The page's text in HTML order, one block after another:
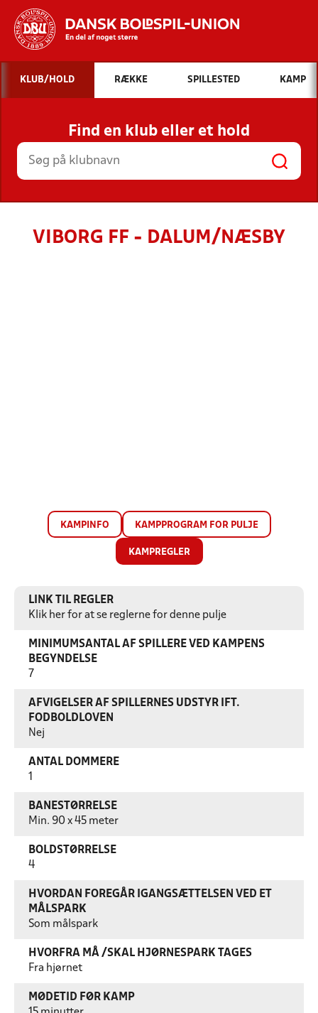
Hvad vil du søge efter?
INDHOLD OG NYHEDER
STILLINGER, RESULTATER, KLUBBER OG
HOLD
KLUB/HOLD RÆKKE SPILLESTED KAMP
Find en klub eller et hold
VIBORG FF - DALUM/NÆSBY
KAMPINFO KAMPPROGRAM FOR PULJE
KAMPREGLER
LINK TIL REGLER
Klik her for at se reglerne for denne pulje
MINIMUMSANTAL AF SPILLERE VED KAMPENS
BEGYNDELSE
7
AFVIGELSER AF SPILLERNES UDSTYR IFT.
FODBOLDLOVEN
Nej
ANTAL DOMMERE
BANESTØRRELSE
Min. 90 x 45 meter
BOLDSTØRRELSE
4
HVORDAN FOREGÅR IGANGSÆTTELSEN VED ET
MÅLSPARK
Som målspark
HVORFRA MÅ /SKAL HJØRNESPARK TAGES
Fra hjørnet
MØDETID FØR KAMP